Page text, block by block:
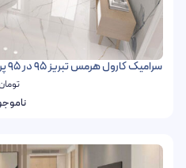
سرامیک کارول هرمس تبریز 95 در 95 پرسلان پولیش و مات کاروینگ افکت
تومان
ناموجود